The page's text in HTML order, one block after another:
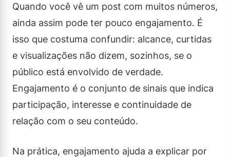
Quando você vê um post com muitos números,
ainda assim pode ter pouco engajamento. É
isso que costuma confundir: alcance, curtidas
e visualizações não dizem, sozinhos, se o
público está envolvido de verdade.
Engajamento é o conjunto de sinais que indica
participação, interesse e continuidade de
relação com o seu conteúdo.
Na prática, engajamento ajuda a explicar por